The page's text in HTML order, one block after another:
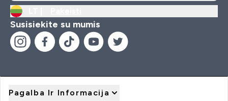
Susisiekite su mumis
Pagalba Ir Informacija